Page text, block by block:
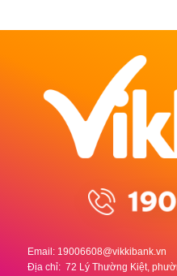
Email: 19006608@vikkibank.vn
Địa chỉ: 72 Lý Thường Kiệt,